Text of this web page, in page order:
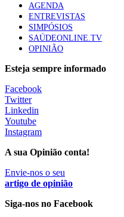
Canábis medicinal
53 visualizações
MAIS NOTÍCIAS
Plataforma criada por
diagnóstico de demência
ULS Alto Alentejo e IPO de
Oncologia, formação e
AGENDA
ENTREVISTAS
SIMPÓSIOS
SAÚDEONLINE.TV
OPINIÃO
Esteja sempre informado
Facebook
Twitter
Linkedin
Youtube
Instagram
A sua Opinião conta!
Envie-nos o seu
artigo de opinião
Siga-nos no Facebook